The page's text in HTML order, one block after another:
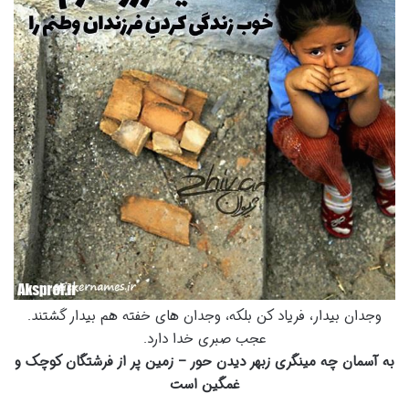
وجدان بیدار، فریاد کن بلکه، وجدان های خفته هم بیدار گشتند.
عجب صبری خدا دارد.
به آسمان چه مینگری زبهر دیدن حور – زمین پر از فرشتگان کوچک و
غمگین است